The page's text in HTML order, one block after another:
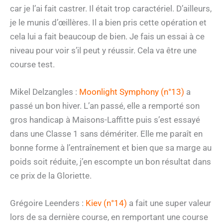
car je l’ai fait castrer. Il était trop caractériel. D’ailleurs,
je le munis d’œillères. Il a bien pris cette opération et
cela lui a fait beaucoup de bien. Je fais un essai à ce
niveau pour voir s’il peut y réussir. Cela va être une
course test.
Mikel Delzangles : Moonlight Symphony (n°13) a
passé un bon hiver. L’an passé, elle a remporté son
gros handicap à Maisons-Laffitte puis s’est essayé
dans une Classe 1 sans démériter. Elle me paraît en
bonne forme à l’entraînement et bien que sa marge au
poids soit réduite, j’en escompte un bon résultat dans
ce prix de la Gloriette.
Grégoire Leenders : Kiev (n°14) a fait une super valeur
lors de sa dernière course, en remportant une course